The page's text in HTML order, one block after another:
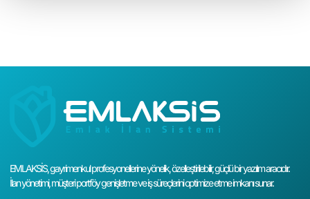
EMLAKSİS, gayrimenkul profesyonellerine yönelik, özelleştirilebilir, güçlü bir yazılım aracıdır.
İlan yönetimi, müşteri portföy genişletme ve iş süreçlerini optimize etme imkanı sunar.